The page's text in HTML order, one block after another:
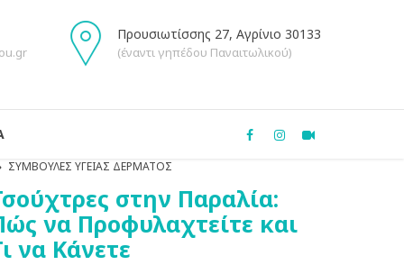
Προυσιωτίσσης 27, Αγρίνιο 30133
(έναντι γηπέδου Παναιτωλικού)
ΣΥΜΒΟΥΛΈΣ ΥΓΕΊΑΣ ΔΈΡΜΑΤΟΣ
στην Παραλία:
να Προφυλαχτείτε και
να Κάνετε